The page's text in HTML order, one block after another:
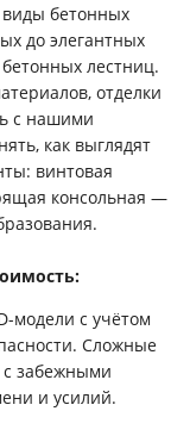
бетонных
до элегантных
лестниц.
отделки
с нашими
как выглядят
винтовая
консольная —
модели с учётом
Сложные
забежными
и усилий.